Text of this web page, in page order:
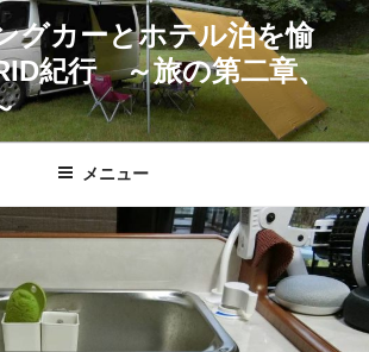
グカーとホテル泊を愉
紀行 ～旅の第二章、
メニュー